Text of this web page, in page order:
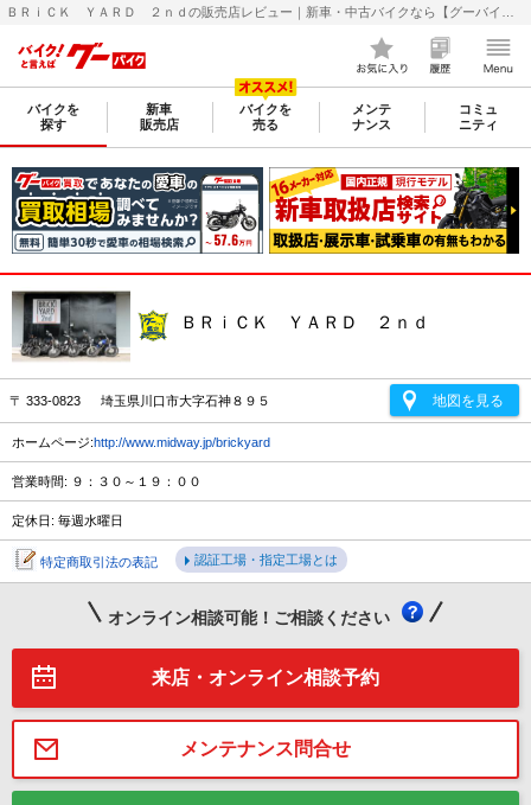
バイクを
探す
新車
販売店
バイクを
売る
メンテ
ナンス
コミュ
ニティ
ＢＲｉＣＫ ＹＡＲＤ ２ｎｄ
〒 333-0823 埼玉県川口市大字石神８９５ 地図を見る
ホームページ:http://www.midway.jp/brickyard
営業時間: ９：３０～１９：００
定休日: 毎週水曜日
特定商取引法の表記 認証工場・指定工場とは
オンライン相談可能！ご相談ください
来店・オンライン相談予約
メンテナンス問合せ